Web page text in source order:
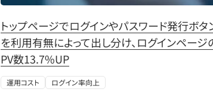
トップページでログインやパスワード発行ボタ
を利用有無によって出し分け、ログインページ
PV数13.7%UP
運用コスト ログイン率向上